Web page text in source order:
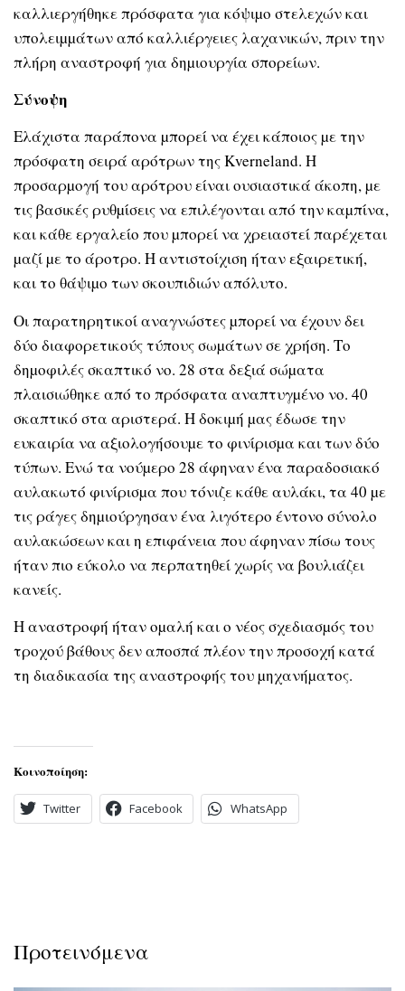
καλλιεργήθηκε πρόσφατα για κόψιµο στελεχών και
υπολειµµάτων από καλλιέργειες λαχανικών, πριν την
πλήρη αναστροφή για δηµιουργία σπορείων.
Σύνοψη
Ελάχιστα παράπονα µπορεί να έχει κάποιος µε την
πρόσφατη σειρά αρότρων της Kverneland. Η
προσαρµογή του αρότρου είναι ουσιαστικά άκοπη, µε
τις βασικές ρυθµίσεις να επιλέγονται από την καµπίνα,
και κάθε εργαλείο που µπορεί να χρειαστεί παρέχεται
µαζί µε το άροτρο. Η αντιστοίχιση ήταν εξαιρετική,
και το θάψιµο των σκουπιδιών απόλυτο.
Οι παρατηρητικοί αναγνώστες µπορεί να έχουν δει
δύο διαφορετικούς τύπους σωµάτων σε χρήση. Το
δηµοφιλές σκαπτικό νο. 28 στα δεξιά σώµατα
πλαισιώθηκε από το πρόσφατα αναπτυγµένο νο. 40
σκαπτικό στα αριστερά. Η δοκιµή µας έδωσε την
ευκαιρία να αξιολογήσουµε το φινίρισµα και των δύο
τύπων. Ενώ τα νούµερο 28 άφηναν ένα παραδοσιακό
αυλακωτό φινίρισµα που τόνιζε κάθε αυλάκι, τα 40 µε
τις ράγες δηµιούργησαν ένα λιγότερο έντονο σύνολο
αυλακώσεων και η επιφάνεια που άφηναν πίσω τους
ήταν πιο εύκολο να περπατηθεί χωρίς να βουλιάζει
κανείς.
Η αναστροφή ήταν οµαλή και ο νέος σχεδιασµός του
τροχού βάθους δεν αποσπά πλέον την προσοχή κατά
τη διαδικασία της αναστροφής του µηχανήµατος.
Κοινοποίηση:
Twitter Facebook WhatsApp
Προτεινόμενα